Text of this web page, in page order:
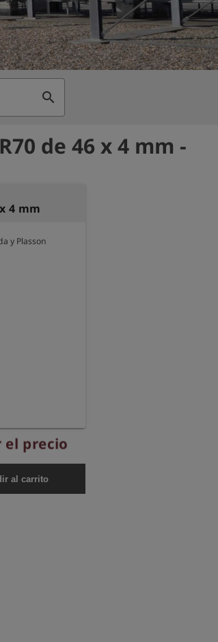
search
de 46 x 4 mm -
4 mm
y Plasson
el precio
al carrito